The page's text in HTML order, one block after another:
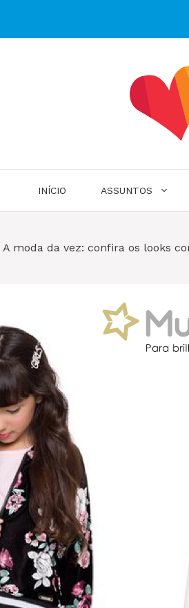
INÍCIO ASSUNTOS
A moda da vez: confira os looks